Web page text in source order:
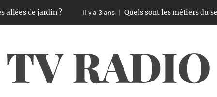
? Il y a 3 ans Quels sont les métiers du secteur de la
TV RADIO